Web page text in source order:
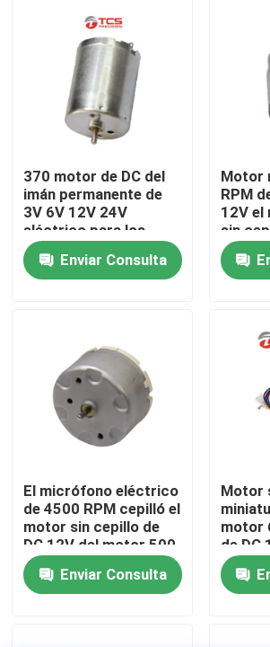
En casa.
Productos
Espectáculo VR
Recorrido por la fábrica
Control de calidad
Noticias
Casos de trabajo
370 motor de DC del
imán permanente de
3V 6V 12V 24V
eléctrico para los
aparatos
electrodomésticos
Enviar Consulta
Motor
RPM
12V el
sin
para
El micrófono eléctrico
de 4500 RPM cepilló el
motor sin cepillo de
DC 12V del motor 500
de DC modificado
para requisitos
particulares
Enviar Consulta
Motor
motor
de DC
Micro